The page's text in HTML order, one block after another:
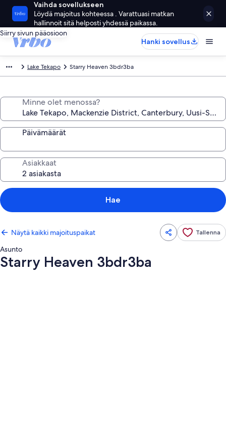
Vaihda sovellukseen
Löydä majoitus kohteessa . Varattuasi matkan
hallinnoit sitä helposti yhdessä paikassa.
Siirry sivun pääosioon
Hanki sovellus
Lake Tekapo Starry Heaven 3bdr3ba
Minne olet menossa?
Päivämäärät
Asiakkaat
Hae
Näytä kaikki majoituspaikat Tallenna
Asunto
Starry Heaven 3bdr3ba